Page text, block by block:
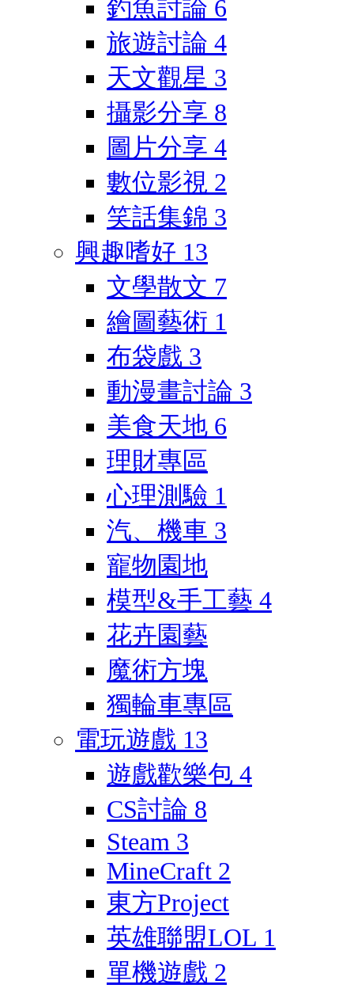
釣魚討論 6
旅遊討論 4
天文觀星 3
攝影分享 8
圖片分享 4
數位影視 2
笑話集錦 3
興趣嗜好 13
文學散文 7
繪圖藝術 1
布袋戲 3
動漫畫討論 3
美食天地 6
理財專區
心理測驗 1
汽、機車 3
寵物園地
模型&手工藝 4
花卉園藝
魔術方塊
獨輪車專區
電玩遊戲 13
遊戲歡樂包 4
CS討論 8
Steam 3
MineCraft 2
東方Project
英雄聯盟LOL 1
單機遊戲 2